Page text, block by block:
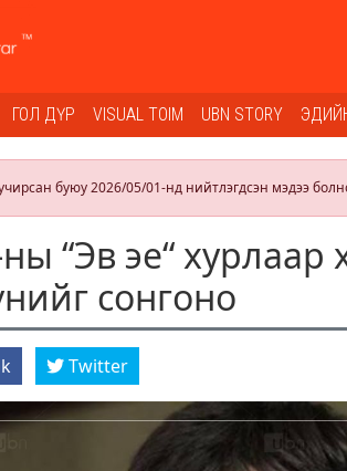
ГОЛ ДҮР VISUAL TOIM UBN STORY
буюу 2026/05/01-нд нийтлэгдсэн мэдээ
“Эв эе“
сонгоно
Twitter